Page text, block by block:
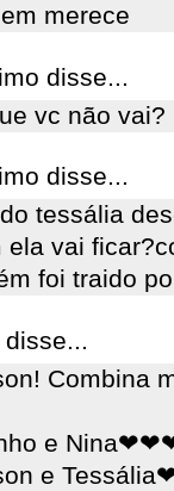
merece
disse...
vc não
disse...
tessália
ela vai
foi traido
disse...
Combina
e
e